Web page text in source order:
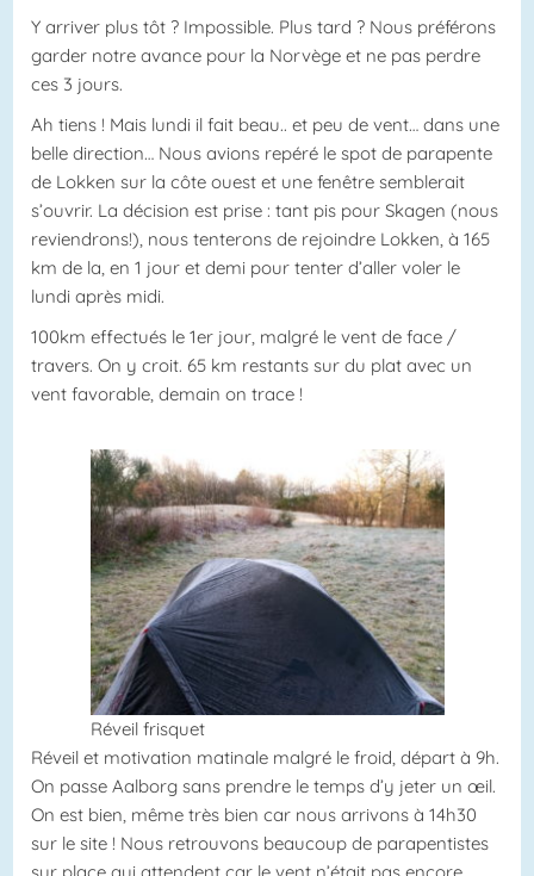
Y arriver plus tôt ? Impossible. Plus tard ? Nous préférons
garder notre avance pour la Norvège et ne pas perdre
ces 3 jours.
Ah tiens ! Mais lundi il fait beau.. et peu de vent… dans une
belle direction… Nous avions repéré le spot de parapente
de Lokken sur la côte ouest et une fenêtre semblerait
s’ouvrir. La décision est prise : tant pis pour Skagen (nous
reviendrons!), nous tenterons de rejoindre Lokken, à 165
km de la, en 1 jour et demi pour tenter d’aller voler le
lundi après midi.
100km effectués le 1er jour, malgré le vent de face /
travers. On y croit. 65 km restants sur du plat avec un
vent favorable, demain on trace !
Réveil frisquet
Réveil et motivation matinale malgré le froid, départ à 9h.
On passe Aalborg sans prendre le temps d’y jeter un œil.
On est bien, même très bien car nous arrivons à 14h30
sur le site ! Nous retrouvons beaucoup de parapentistes